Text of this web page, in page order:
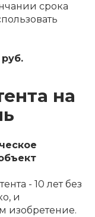
срока
на
- 10 лет без
и
изобретение.